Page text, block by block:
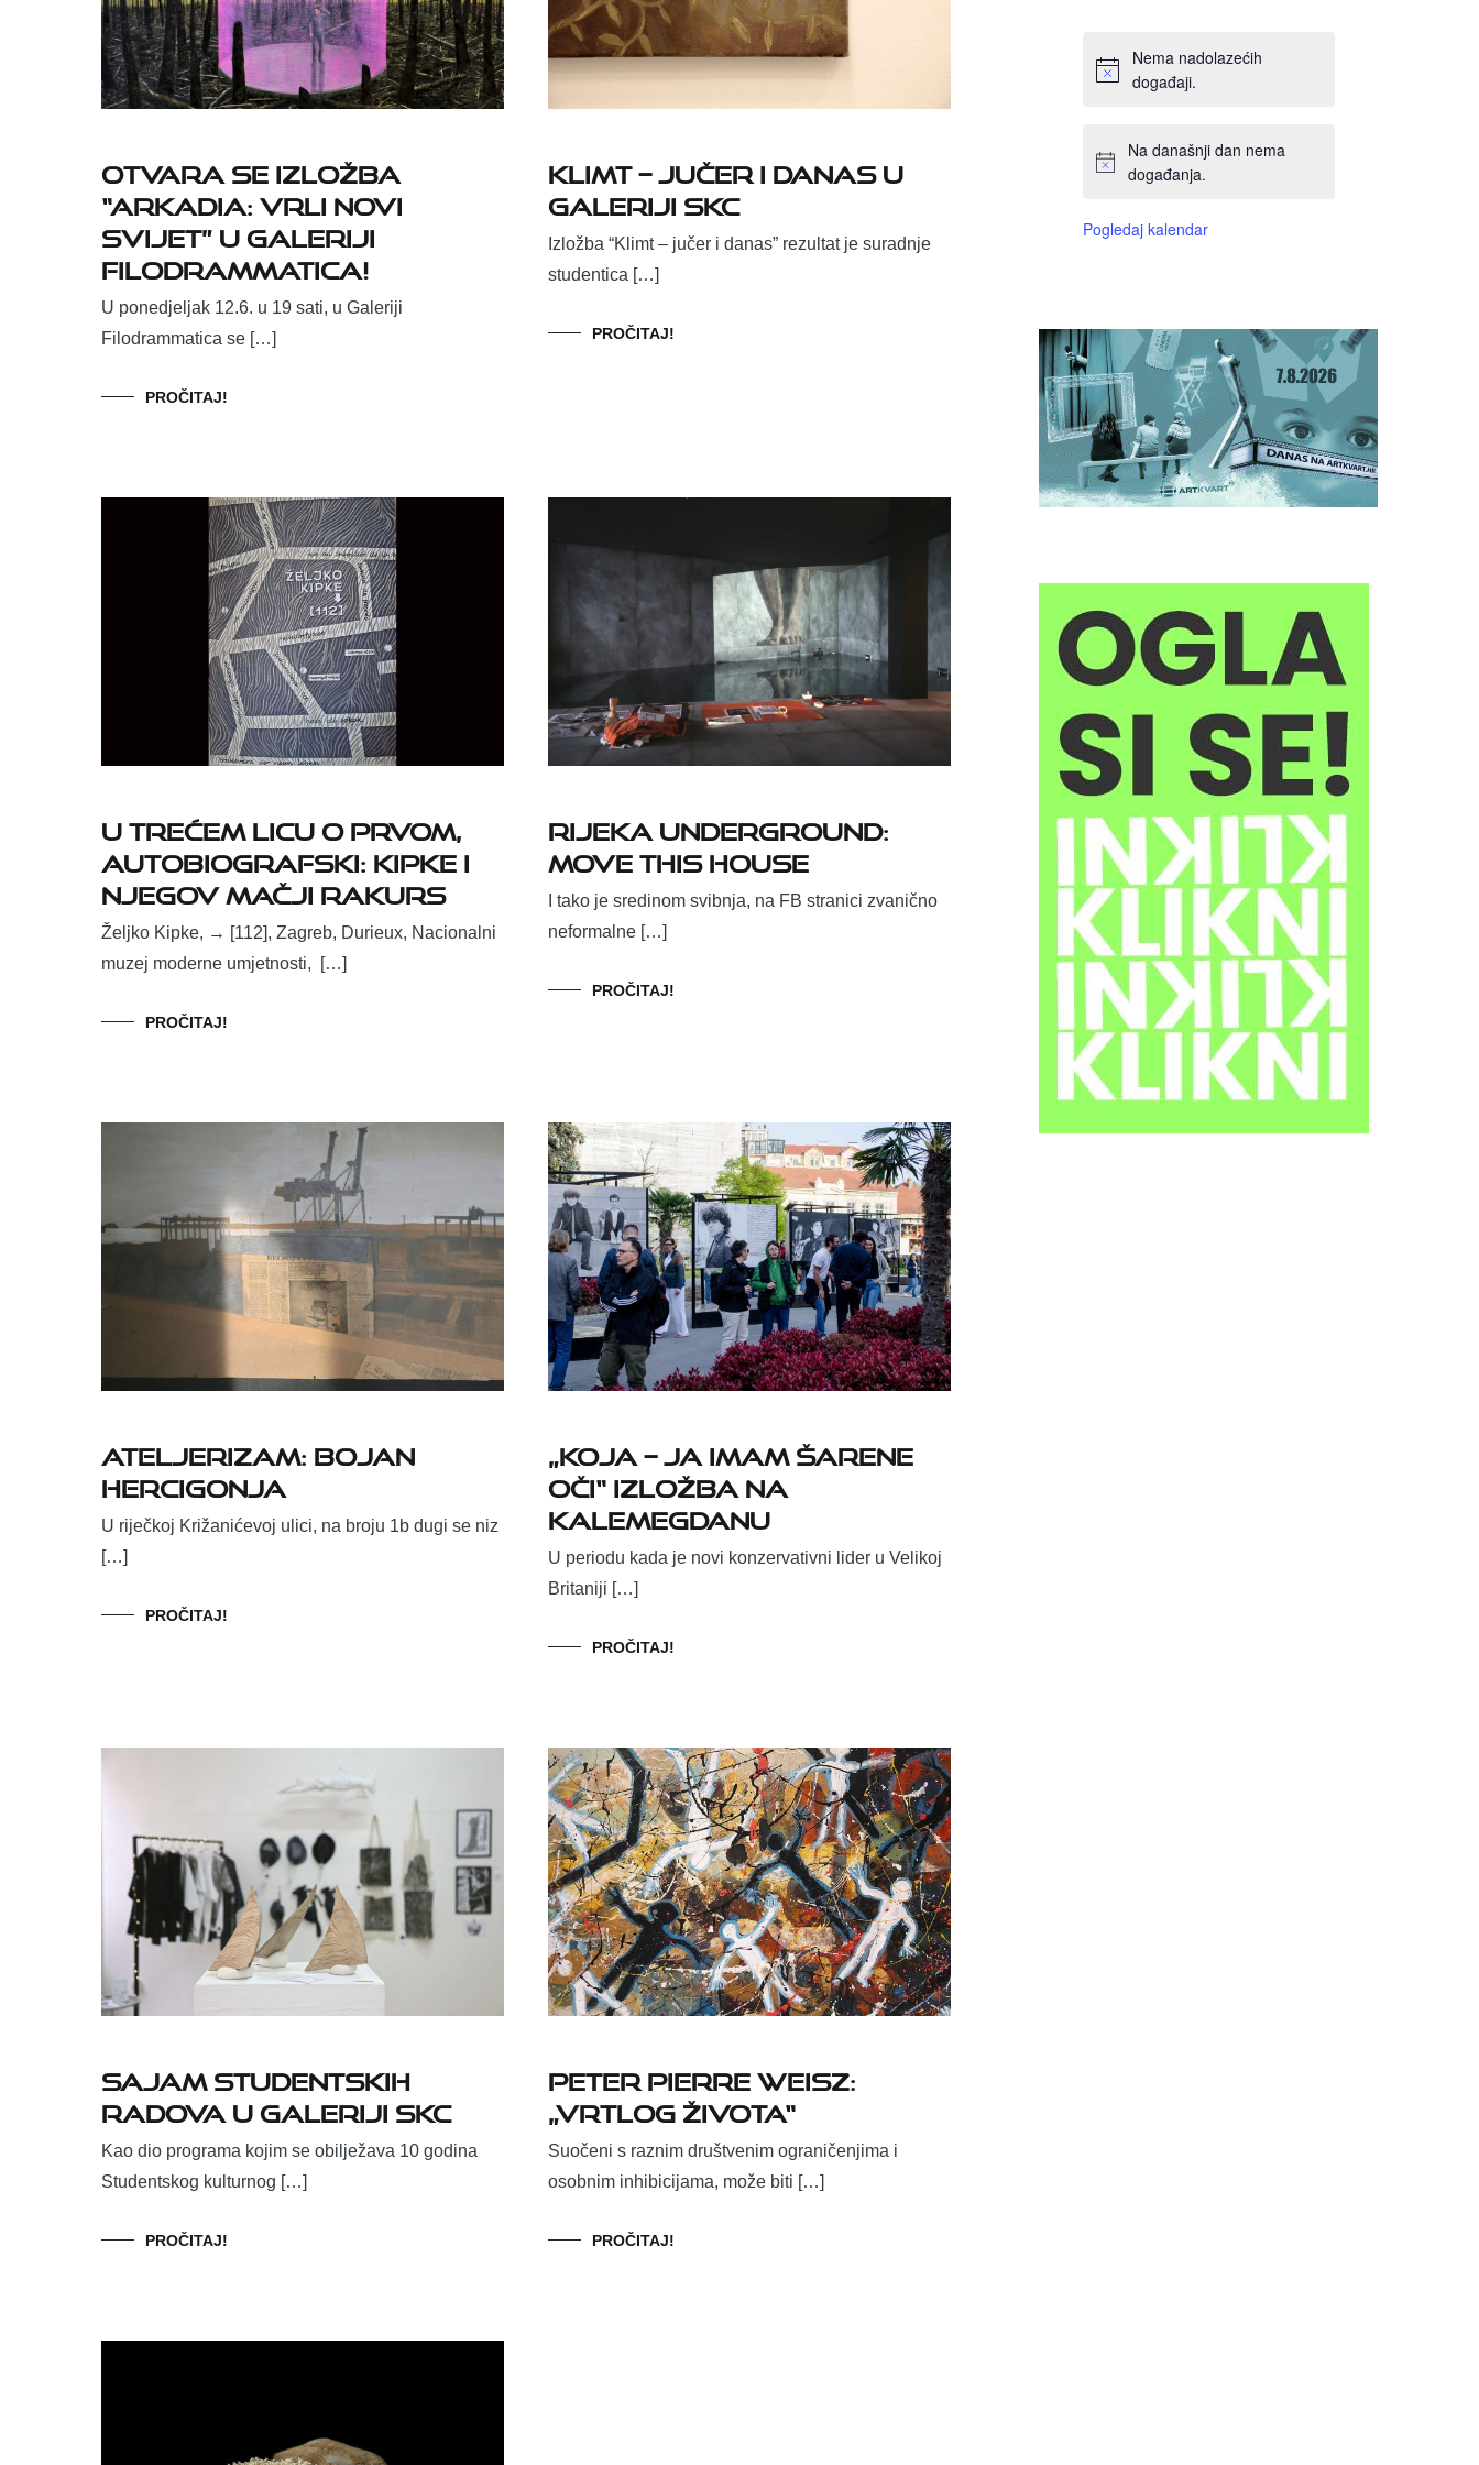
Otvara se izložba
“Arkadia: Vrli novi
svijet” u Galeriji
Filodrammatica!
U ponedjeljak 12.6. u 19 sati, u Galeriji
Filodrammatica se […]
PROČITAJ!
Klimt – jučer i danas u
Galeriji SKC
Izložba “Klimt – jučer i danas” rezultat je suradnje
studentica […]
PROČITAJ!
U trećem licu o prvom,
autobiografski: Kipke i
njegov mačji rakurs
Željko Kipke, → [112], Zagreb, Durieux, Nacionalni
muzej moderne umjetnosti, […]
PROČITAJ!
Rijeka underground:
Move this House
I tako je sredinom svibnja, na FB stranici zvanično
neformalne […]
PROČITAJ!
Ateljerizam: Bojan
Hercigonja
U riječkoj Križanićevoj ulici, na broju 1b dugi se niz
[…]
PROČITAJ!
„Koja – ja imam šarene
oči“ izložba na
Kalemegdanu
U periodu kada je novi konzervativni lider u Velikoj
Britaniji […]
PROČITAJ!
Sajam studentskih
radova u Galeriji SKC
Kao dio programa kojim se obilježava 10 godina
Studentskog kulturnog […]
PROČITAJ!
Peter Pierre Weisz:
„Vrtlog života“
Suočeni s raznim društvenim ograničenjima i
osobnim inhibicijama, može biti […]
PROČITAJ!
Nema nadolazećih
događaji.
Na današnji dan nema
događanja.
Pogledaj kalendar